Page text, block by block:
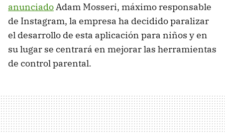
anunciadoAdam Mosseri, máximo responsable
de Instagram, la empresa ha decidido paralizar
el desarrollo de esta aplicación para niños y en
su lugar se centrará en mejorar las herramientas
de control parental.